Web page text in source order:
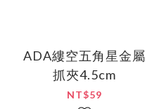
ADA縷空五角星金屬
抓夾4.5cm
NT$59